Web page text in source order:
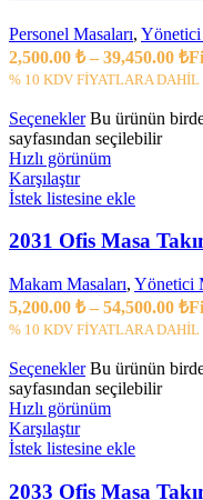
Personel Masaları, Yönetici
2,500.00 ₺ – 39,450.00 ₺
% 10 KDV FİYATLARA DAHİL
Seçenekler Bu ürünün
sayfasından seçilebilir
Hızlı görünüm
Karşılaştır
İstek listesine ekle
2031 Ofis Masa
Makam Masaları, Yönetici
5,200.00 ₺ – 54,500.00 ₺
% 10 KDV FİYATLARA DAHİL
Seçenekler Bu ürünün
sayfasından seçilebilir
Hızlı görünüm
Karşılaştır
İstek listesine ekle
2033 Ofis Masa